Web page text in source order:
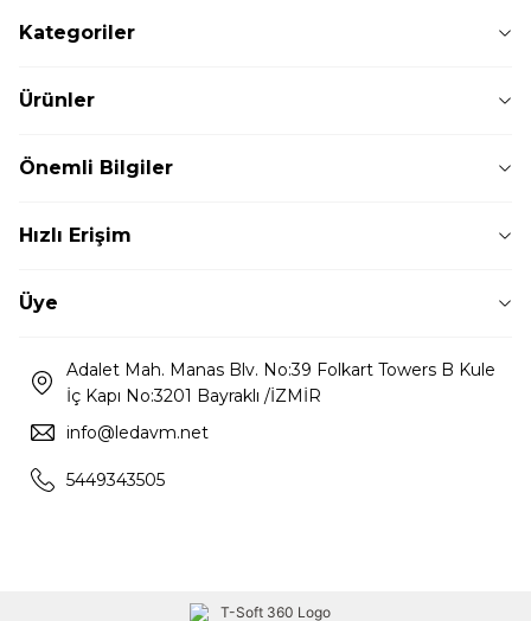
Kategoriler
Ürünler
Önemli Bilgiler
Hızlı Erişim
Üye
Adalet Mah. Manas Blv. No:39 Folkart Towers B Kule
İç Kapı No:3201 Bayraklı /İZMİR
info@ledavm.net
5449343505